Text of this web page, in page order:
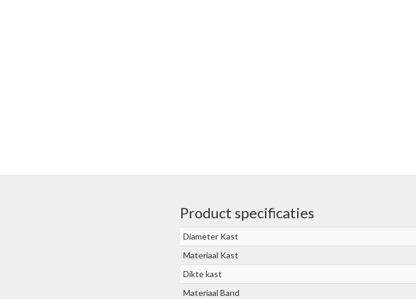
Product specificaties
Diameter Kast
Materiaal Kast
Dikte kast
Materiaal Band